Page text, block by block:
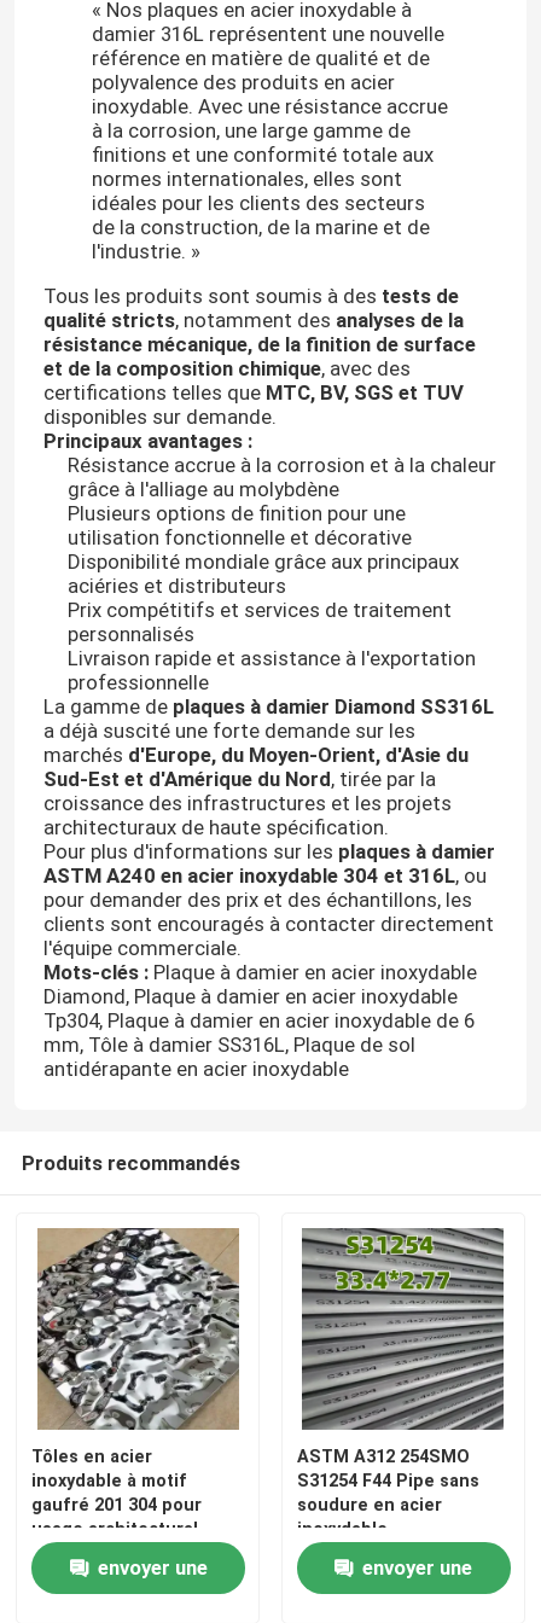
À la maison
Produits
Vidéos
À propos de nous
visite de l'usine
Contrôle de la qualité
Nous contacter
Nouvelles
Les affaires
Demandez un devis
Plat à carreaux d'acier inoxydable
bobine de bande d'acier inoxydable
Tube soudé d'acier inoxydable
Tube sans couture d'acier inoxydable
« Nos plaques en acier inoxydable à
damier 316L représentent une nouvelle
référence en matière de qualité et de
polyvalence des produits en acier
inoxydable. Avec une résistance accrue
à la corrosion, une large gamme de
finitions et une conformité totale aux
normes internationales, elles sont
idéales pour les clients des secteurs
de la construction, de la marine et de
l'industrie. »
Tous les produits sont soumis à des tests de
qualité stricts, notamment des analyses de la
résistance mécanique, de la finition de surface
et de la composition chimique, avec des
certifications telles que MTC, BV, SGS et TUV
disponibles sur demande.
Principaux avantages :
Résistance accrue à la corrosion et à la chaleur
grâce à l'alliage au molybdène
Plusieurs options de finition pour une
utilisation fonctionnelle et décorative
Disponibilité mondiale grâce aux principaux
aciéries et distributeurs
Prix compétitifs et services de traitement
personnalisés
Livraison rapide et assistance à l'exportation
professionnelle
La gamme de plaques à damier Diamond SS316L
a déjà suscité une forte demande sur les
marchés d'Europe, du Moyen-Orient, d'Asie du
Sud-Est et d'Amérique du Nord, tirée par la
croissance des infrastructures et les projets
architecturaux de haute spécification.
Pour plus d'informations sur les plaques à damier
ASTM A240 en acier inoxydable 304 et 316L, ou
pour demander des prix et des échantillons, les
clients sont encouragés à contacter directement
l'équipe commerciale.
Mots-clés :Plaque à damier en acier inoxydable
Diamond, Plaque à damier en acier inoxydable
Tp304, Plaque à damier en acier inoxydable de 6
mm, Tôle à damier SS316L, Plaque de sol
antidérapante en acier inoxydable
Produits recommandés
Tôles en acier
inoxydable à motif
gaufré 201 304 pour
usage architectural
extérieur
envoyer une
ASTM A312 254SMO
S31254 F44 Pipe sans
soudure en acier
inoxydable
33,4*2,77*6000mm
envoyer une